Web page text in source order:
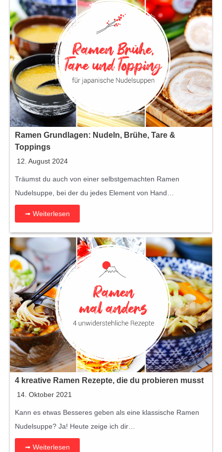
Ramen Grundlagen: Nudeln, Brühe, Tare &
Toppings
12. August 2024
Träumst du auch von einer selbstgemachten Ramen
Nudelsuppe, bei der du jedes Element von Hand…
➟ Weiterlesen
4 kreative Ramen Rezepte, die du probieren musst
14. Oktober 2021
Kann es etwas Besseres geben als eine klassische Ramen
Nudelsuppe? Ja! Heute zeige ich dir…
➟ Weiterlesen